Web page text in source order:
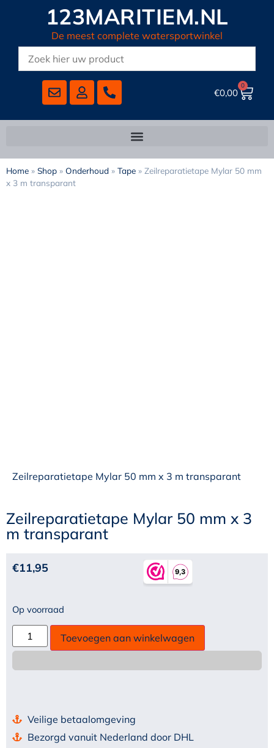
123MARITIEM.NL
De meest complete watersportwinkel
€0,00
0
Home » Shop » Onderhoud » Tape » Zeilreparatietape Mylar 50 mm
x 3 m transparant
Zeilreparatietape Mylar 50 mm x 3 m transparant
Zeilreparatietape Mylar 50 mm x 3
m transparant
€11,95
Op voorraad
Toevoegen aan winkelwagen
Veilige betaalomgeving
Bezorgd vanuit Nederland door DHL